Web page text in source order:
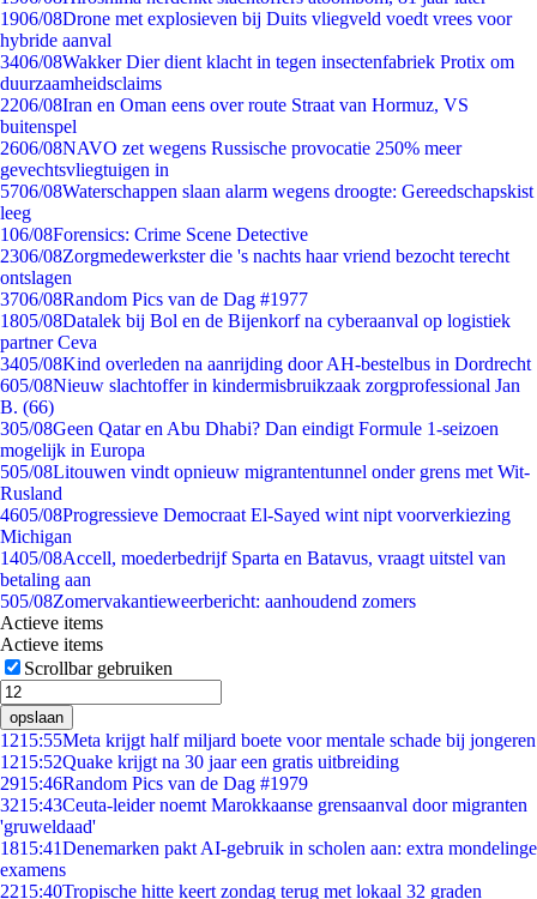
1906/08Drone met explosieven bij Duits vliegveld voedt vrees voor
hybride aanval
3406/08Wakker Dier dient klacht in tegen insectenfabriek Protix om
duurzaamheidsclaims
2206/08Iran en Oman eens over route Straat van Hormuz, VS
buitenspel
2606/08NAVO zet wegens Russische provocatie 250% meer
gevechtsvliegtuigen in
5706/08Waterschappen slaan alarm wegens droogte: Gereedschapskist
leeg
106/08Forensics: Crime Scene Detective
2306/08Zorgmedewerkster die 's nachts haar vriend bezocht terecht
ontslagen
3706/08Random Pics van de Dag #1977
1805/08Datalek bij Bol en de Bijenkorf na cyberaanval op logistiek
partner Ceva
3405/08Kind overleden na aanrijding door AH-bestelbus in Dordrecht
605/08Nieuw slachtoffer in kindermisbruikzaak zorgprofessional Jan
B. (66)
305/08Geen Qatar en Abu Dhabi? Dan eindigt Formule 1-seizoen
mogelijk in Europa
505/08Litouwen vindt opnieuw migrantentunnel onder grens met Wit-
Rusland
4605/08Progressieve Democraat El-Sayed wint nipt voorverkiezing
Michigan
1405/08Accell, moederbedrijf Sparta en Batavus, vraagt uitstel van
betaling aan
505/08Zomervakantieweerbericht: aanhoudend zomers
Actieve items
Actieve items
Scrollbar gebruiken
opslaan
1215:55Meta krijgt half miljard boete voor mentale schade bij jongeren
1215:52Quake krijgt na 30 jaar een gratis uitbreiding
2915:46Random Pics van de Dag #1979
3215:43Ceuta-leider noemt Marokkaanse grensaanval door migranten
'gruweldaad'
1815:41Denemarken pakt AI-gebruik in scholen aan: extra mondelinge
examens
2215:40Tropische hitte keert zondag terug met lokaal 32 graden